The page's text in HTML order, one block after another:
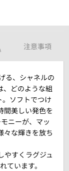
注意事項
る、シャネルの
、どのような組
ソフトでつけ
間美しい発色を
ニーが、マッ
々な輝きを放ち
やすくラグジュ
ています。